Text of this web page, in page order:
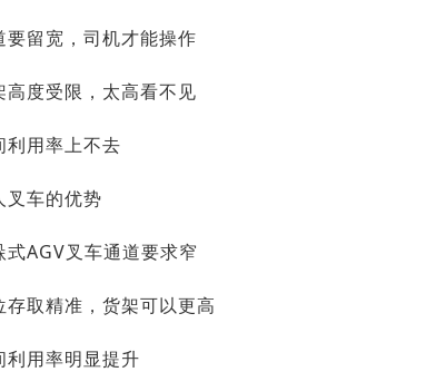
要留宽，司机才能操作
高度受限，太高看不见
利用率上不去
叉车的优势
式AGV叉车通道要求窄
存取精准，货架可以更高
利用率明显提升